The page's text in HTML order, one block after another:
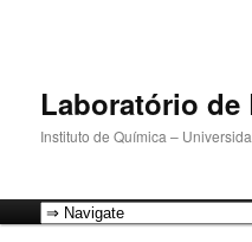
principalLaboratório
Instituto de Química –